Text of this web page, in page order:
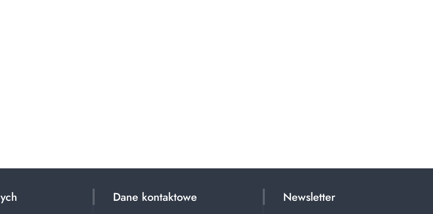
Dane kontaktowe Newsletter